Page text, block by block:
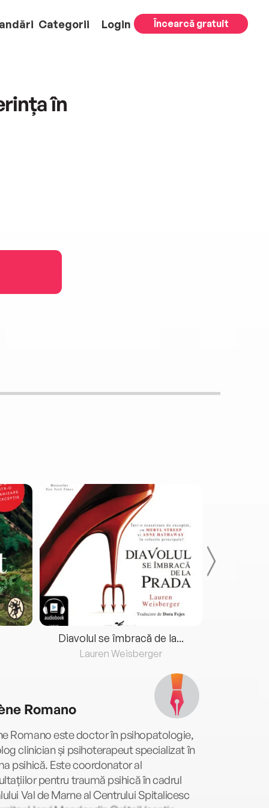
Categorii Login Încearcă gratuit
în
Diavolul se îmbracă de la...
Lauren Weisberger
Romano
Romano este doctor în psihopatologie,
clinician și psihoterapeut specializat în
psihică. Este coordonator al
pentru traumă psihică în cadrul
Val de Marne al Centrului Spitalicesc